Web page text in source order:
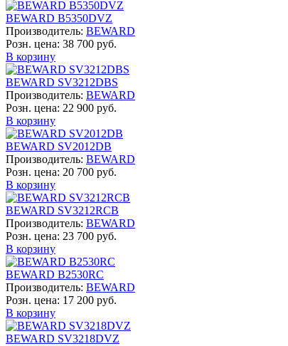
BEWARD B5350DVZ
Производитель: BEWARD
Розн. цена: 38 700 руб.
В корзину
BEWARD SV3212DBS
Производитель: BEWARD
Розн. цена: 22 900 руб.
В корзину
BEWARD SV2012DB
Производитель: BEWARD
Розн. цена: 20 700 руб.
В корзину
BEWARD SV3212RCB
Производитель: BEWARD
Розн. цена: 23 700 руб.
В корзину
BEWARD B2530RC
Производитель: BEWARD
Розн. цена: 17 200 руб.
В корзину
BEWARD SV3218DVZ